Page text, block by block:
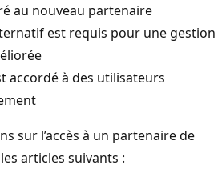
au nouveau partenaire
est requis pour une gestion
accordé à des utilisateurs
sur l’accès à un partenaire de
articles suivants :